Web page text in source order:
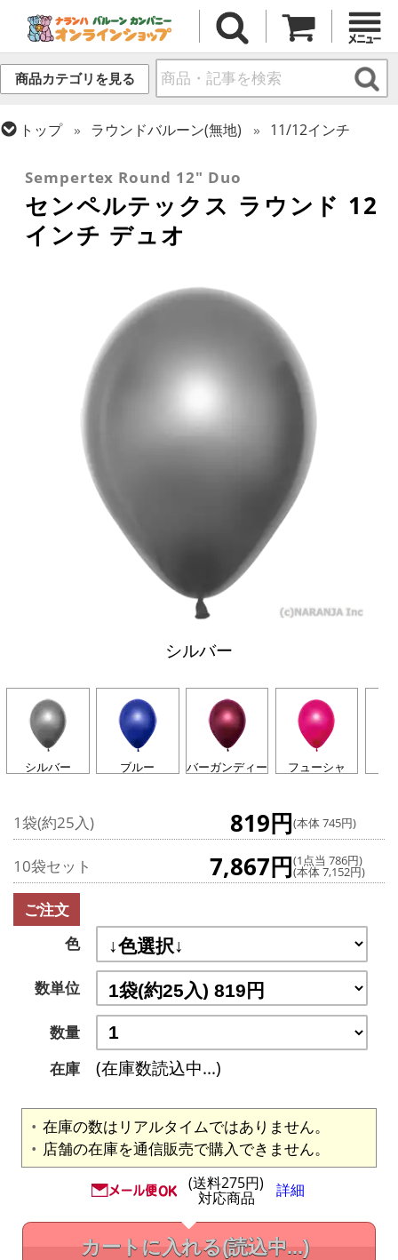
商品カテゴリを見る
トップ ラウンドバルーン(無地)
11/12インチ
Sempertex Round 12" Duo
センペルテックス ラウンド 12
インチ デュオ
シルバー
シルバー ブルー バーガンディー フューシャ
1袋(約25入) 819円(本体 745円)
10袋セット 7,867円(1点当 786円)
(本体 7,152円)
ご注文
色
数単位
数量
在庫
(在庫数読込中...)
在庫の数はリアルタイムではありません。
店舗の在庫を通信販売で購入できません。
(送料275円)
対応商品 詳細
カートに入れる(読込中...)